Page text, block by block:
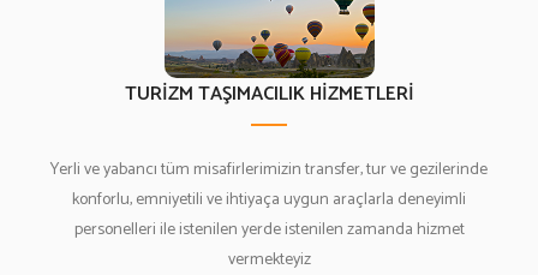
TURİZM TAŞIMACILIK HİZMETLERİ
Yerli ve yabancı tüm misafirlerimizin transfer, tur ve gezilerinde
konforlu, emniyetili ve ihtiyaça uygun araçlarla deneyimli
personelleri ile istenilen yerde istenilen zamanda hizmet
vermekteyiz